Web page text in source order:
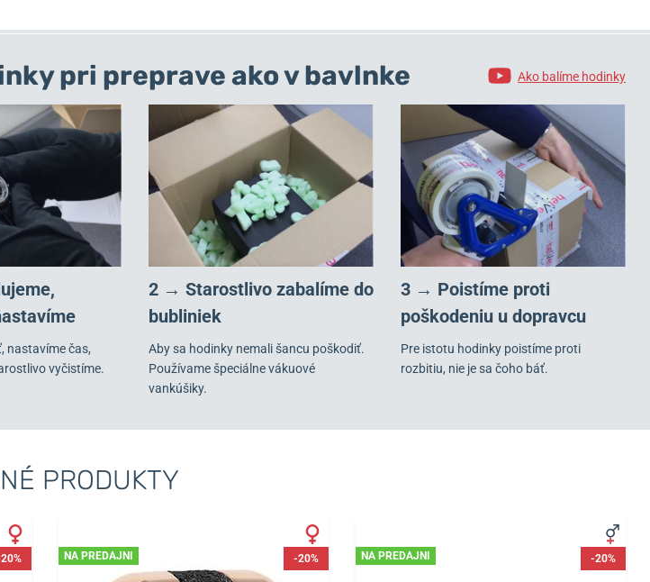
Ako balíme hodinky
pri preprave ako v bavlnke
nastavíme čas,
vyčistíme.
2 → Starostlivo zabalíme do
bubliniek
Aby sa hodinky nemali šancu poškodiť.
Používame špeciálne vákuové
vankúšiky.
3 → Poistíme proti
poškodeniu u dopravcu
Pre istotu hodinky poistíme proti
rozbitiu, nie je sa čoho báť.
PRODUKTY
NA PREDAJNI -20% NA PREDAJNI -20%